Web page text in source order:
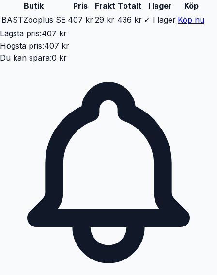
Butik
Pris Frakt Totalt I lager
Köp
BÄSTZooplus SE 407 kr 29 kr 436 kr ✓ I lager Köp nu
Lägsta pris:407 kr
Högsta pris:407 kr
Du kan spara:0 kr